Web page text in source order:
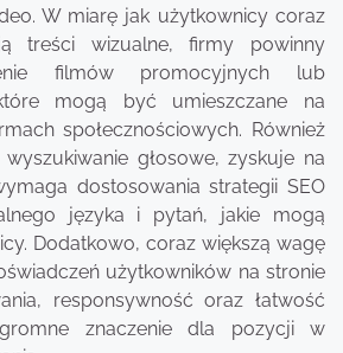
W miarę jak użytkownicy coraz
treści wizualne, firmy powinny
filmów promocyjnych lub
mogą być umieszczane na
społecznościowych. Również
głosowe, zyskuje na
dostosowania strategii SEO
języka i pytań, jakie mogą
Dodatkowo, coraz większą wagę
użytkowników na stronie
responsywność oraz łatwość
znaczenie dla pozycji w